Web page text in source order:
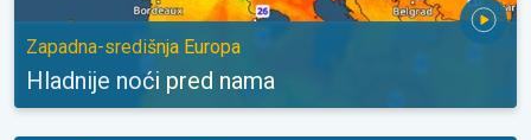
Zapadna-središnja Europa
Hladnije noći pred nama